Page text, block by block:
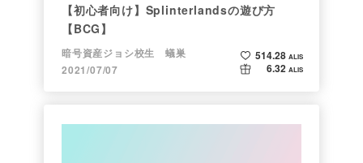
【初心者向け】Splinterlandsの遊び方
【BCG】
暗号資産ジョシ校生 蟻巣
2021/07/07
514.28 ALIS
6.32 ALIS